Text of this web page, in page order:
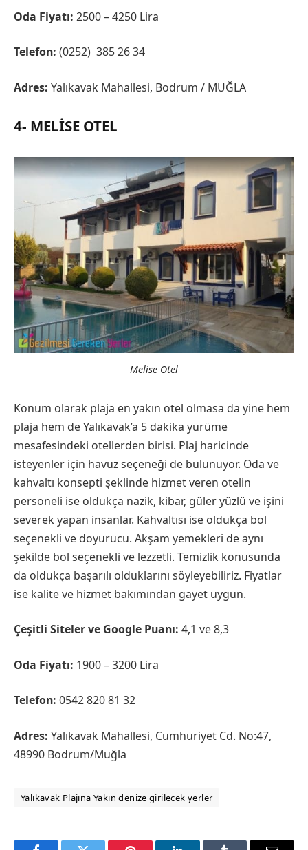
Oda Fiyatı: 2500 – 4250 Lira
Telefon: (0252) 385 26 34
Adres: Yalıkavak Mahallesi, Bodrum / MUĞLA
4- MELISE OTEL
Melise Otel
Konum olarak plaja en yakın otel olmasa da yine hem
plaja hem de Yalıkavak’a 5 dakika yürüme
mesafesindeki otellerden birisi. Plaj haricinde
isteyenler için havuz seçeneği de bulunuyor. Oda ve
kahvaltı konsepti şeklinde hizmet veren otelin
personeli ise oldukça nazik, kibar, güler yüzlü ve işini
severek yapan insanlar. Kahvaltısı ise oldukça bol
seçenekli ve doyurucu. Akşam yemekleri de aynı
şekilde bol seçenekli ve lezzetli. Temizlik konusunda
da oldukça başarılı olduklarını söyleyebiliriz. Fiyatlar
ise kalite ve hizmet bakımından gayet uygun.
Çeşitli Siteler ve Google Puanı: 4,1 ve 8,3
Oda Fiyatı: 1900 – 3200 Lira
Telefon: 0542 820 81 32
Adres: Yalıkavak Mahallesi, Cumhuriyet Cd. No:47,
48990 Bodrum/Muğla
Yalıkavak Plajına Yakın denize girilecek yerler